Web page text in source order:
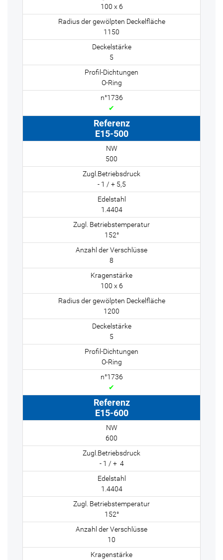
100 x 6
1150
5
O-Ring
✔
E15-500
500
- 1 / + 5,5
1.4404
152°
8
100 x 6
1200
5
O-Ring
✔
E15-600
600
- 1 / + 4
1.4404
152°
10